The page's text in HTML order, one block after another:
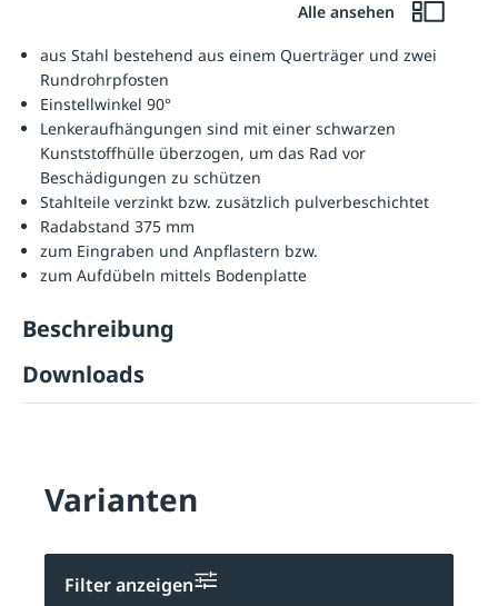
Alle ansehen
aus Stahl bestehend aus einem Querträger und zwei
Rundrohrpfosten
Einstellwinkel 90°
Lenkeraufhängungen sind mit einer schwarzen
Kunststoffhülle überzogen, um das Rad vor
Beschädigungen zu schützen
Stahlteile verzinkt bzw. zusätzlich pulverbeschichtet
Radabstand 375 mm
zum Eingraben und Anpflastern bzw.
zum Aufdübeln mittels Bodenplatte
Beschreibung
Downloads
Varianten
Filter anzeigen